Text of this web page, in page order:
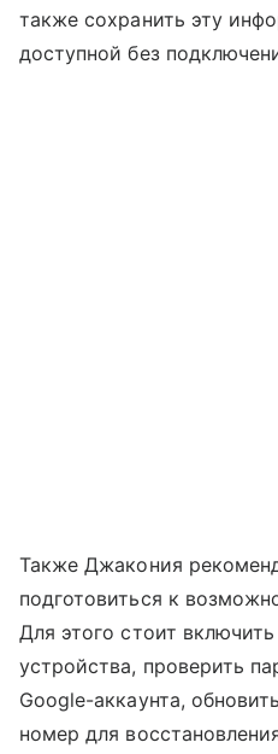
также сохранить эту
доступной без
Также Джакония
подготовиться к
Для этого стоит
устройства, проверить
Google-аккаунта,
номер для